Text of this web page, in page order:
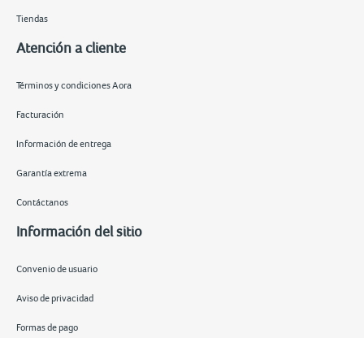
Tiendas
Atención a cliente
Términos y condiciones Aora
Facturación
Información de entrega
Garantía extrema
Contáctanos
Información del sitio
Convenio de usuario
Aviso de privacidad
Formas de pago